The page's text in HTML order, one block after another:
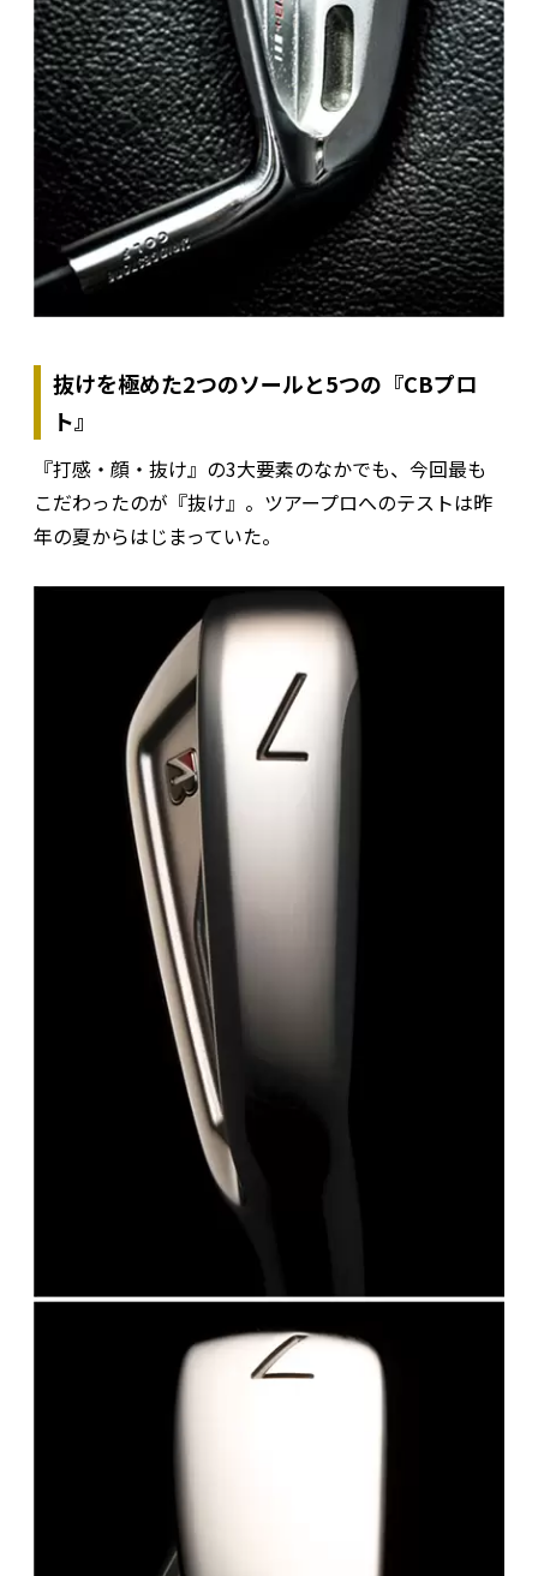
抜けを極めた2つのソールと5つの『CBプロ
ト』
『打感・顔・抜け』の3大要素のなかでも、今回最も
こだわったのが『抜け』。ツアープロへのテストは昨
年の夏からはじまっていた。